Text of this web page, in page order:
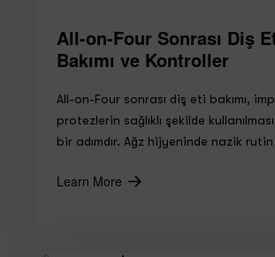
All-on-Four Sonrası Diş
Bakımı ve Kontroller
All-on-Four sonrası diş eti bakımı,
protezlerin sağlıklı şekilde
bir adımdır. Ağz hijyeninde nazik
Learn More